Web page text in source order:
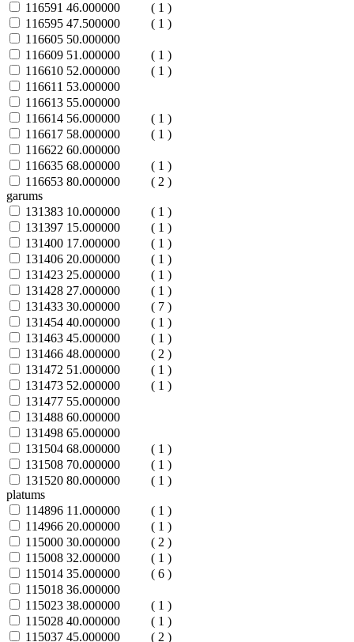
116591 46.000000
( 1 )
116595 47.500000
( 1 )
116605 50.000000
116609 51.000000
( 1 )
116610 52.000000
( 1 )
116611 53.000000
116613 55.000000
116614 56.000000
( 1 )
116617 58.000000
( 1 )
116622 60.000000
116635 68.000000
( 1 )
116653 80.000000
( 2 )
garums
131383 10.000000
( 1 )
131397 15.000000
( 1 )
131400 17.000000
( 1 )
131406 20.000000
( 1 )
131423 25.000000
( 1 )
131428 27.000000
( 1 )
131433 30.000000
( 7 )
131454 40.000000
( 1 )
131463 45.000000
( 1 )
131466 48.000000
( 2 )
131472 51.000000
( 1 )
131473 52.000000
( 1 )
131477 55.000000
131488 60.000000
131498 65.000000
131504 68.000000
( 1 )
131508 70.000000
( 1 )
131520 80.000000
( 1 )
platums
114896 11.000000
( 1 )
114966 20.000000
( 1 )
115000 30.000000
( 2 )
115008 32.000000
( 1 )
115014 35.000000
( 6 )
115018 36.000000
115023 38.000000
( 1 )
115028 40.000000
( 1 )
115037 45.000000 ( 2 )